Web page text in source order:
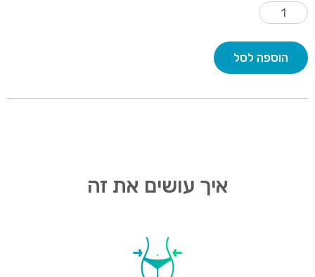
כמות
של
ערכה
עבור
ירידה
20-
הוספה לסל
איך עושים את זה